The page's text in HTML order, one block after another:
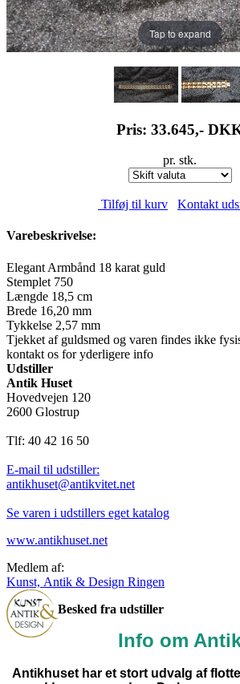
Tap to expand
Pris: 33.645,-
pr. stk.
Tilføj til kurv Kontakt
Varebeskrivelse:
Elegant Armbånd 18 karat guld
Stemplet 750
Længde 18,5 cm
Brede 16,20 mm
Tykkelse 2,57 mm
Tjekket af guldsmed og varen findes ikke
kontakt os for yderligere info
Udstiller
Antik Huset
Hovedvejen 120
2600 Glostrup
Tlf: 40 42 16 50
E-mail til udstiller:
antikhuset@antikvitet.net
Se varen i udstillers eget katalog
www.antikhuset.net
Medlem af:
Kunst, Antik & Design Ringen
Besked fra udstiller
Info om
Antikhuset har et stort udvalg af